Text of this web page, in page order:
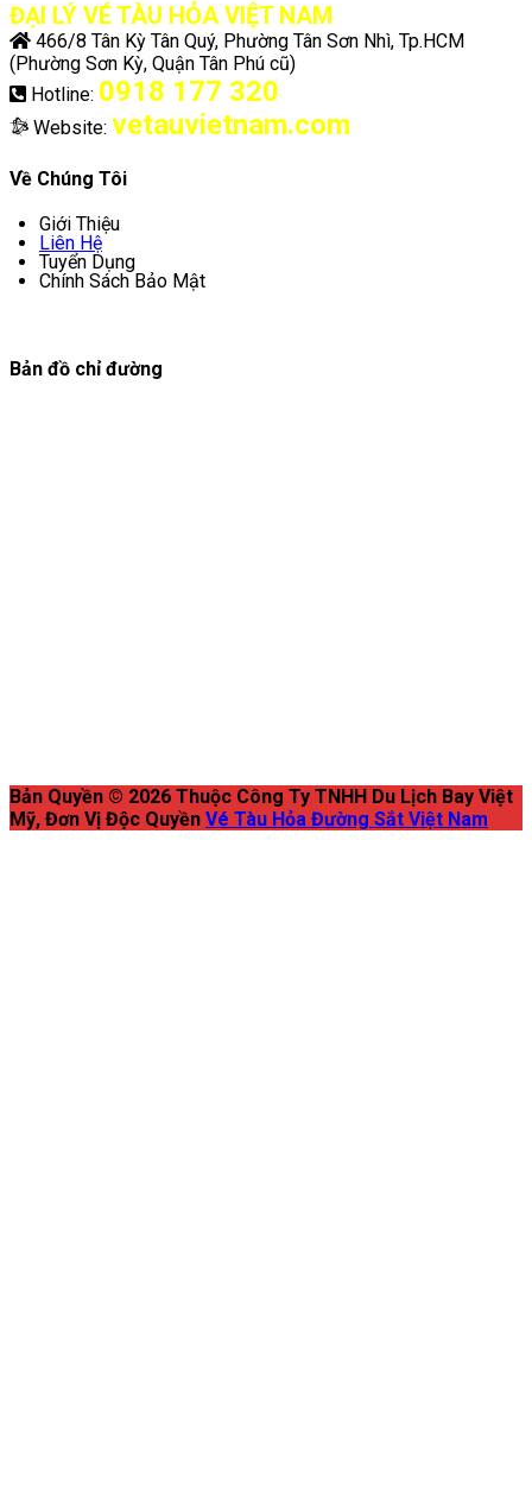
ĐẠI LÝ VÉ TÀU HỎA VIỆT NAM
466/8 Tân Kỳ Tân Quý, Phường Tân Sơn Nhì, Tp.HCM
(Phường Sơn Kỳ, Quận Tân Phú cũ)
Hotline: 0918 177 320
Website: vetauvietnam.com
Về Chúng Tôi
Giới Thiệu
Liên Hệ
Tuyển Dụng
Chính Sách Bảo Mật
Bản đồ chỉ đường
Bản Quyền © 2026 Thuộc Công Ty TNHH Du Lịch Bay Việt
Mỹ, Đơn Vị Độc Quyền Vé Tàu Hỏa Đường Sắt Việt Nam